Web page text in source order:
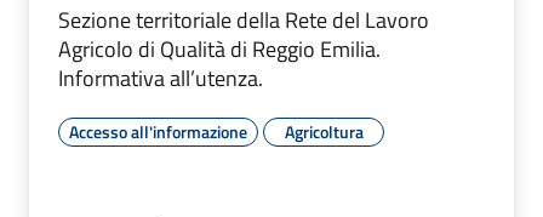
Sezione territoriale della Rete del Lavoro
Agricolo di Qualità di Reggio Emilia.
Informativa all’utenza.
Accesso all'informazione Agricoltura